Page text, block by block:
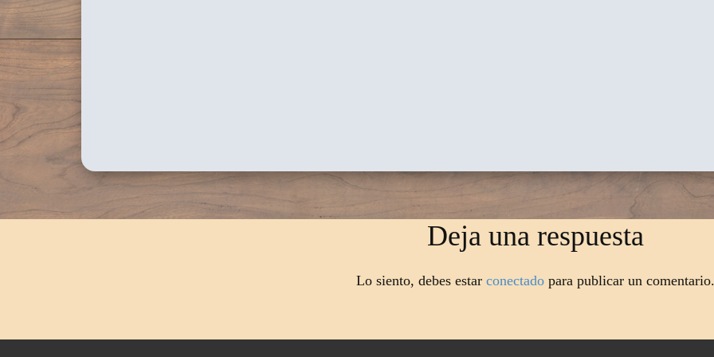
Deja una respuesta
Lo siento, debes estar conectado para publicar un comentario.